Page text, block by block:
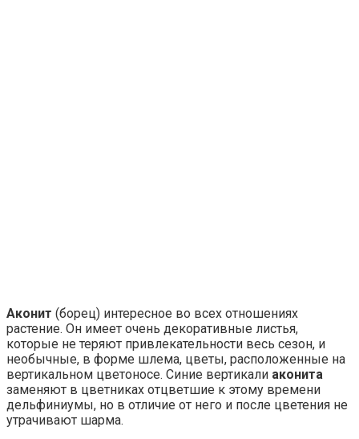
Аконит (борец) интересное во всех отношениях
растение. Он имеет очень декоративные листья,
которые не теряют привлекательности весь сезон, и
необычные, в форме шлема, цветы, расположенные на
вертикальном цветоносе. Синие вертикали аконита
заменяют в цветниках отцветшие к этому времени
дельфиниумы, но в отличие от него и после цветения не
утрачивают шарма.